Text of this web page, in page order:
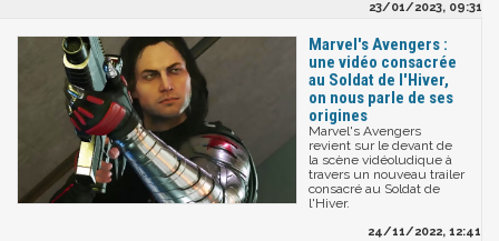
23/01/2023, 09:31
Marvel's Avengers :
une vidéo consacrée
au Soldat de l'Hiver,
on nous parle de ses
origines
Marvel's Avengers
revient sur le devant de
la scène vidéoludique à
travers un nouveau trailer
consacré au Soldat de
l'Hiver.
24/11/2022, 12:41